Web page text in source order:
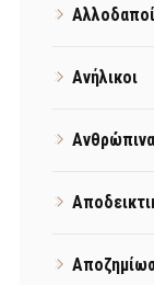
Ανήλικοι